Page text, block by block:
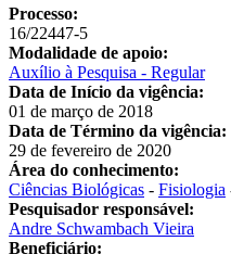
Processo:
16/22447-5
Modalidade de apoio:
Auxílio à Pesquisa - Regular
Data de Início da vigência:
01 de março de 2018
Data de Término da vigência:
29 de fevereiro de 2020
Área do conhecimento:
Ciências Biológicas - Fisiologia
Pesquisador responsável:
Andre Schwambach Vieira
Beneficiário: